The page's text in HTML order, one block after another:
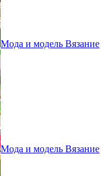
Мода и модель Вязание
Мода и модель Вязание